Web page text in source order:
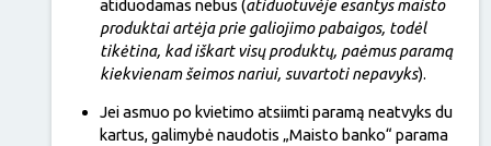
atiduodamas nebus (atiduotuvėje esantys maisto
produktai artėja prie galiojimo pabaigos, todėl
tikėtina, kad iškart visų produktų, paėmus paramą
kiekvienam šeimos nariui, suvartoti nepavyks).
Jei asmuo po kvietimo atsiimti paramą neatvyks du
kartus, galimybė naudotis „Maisto banko“ parama